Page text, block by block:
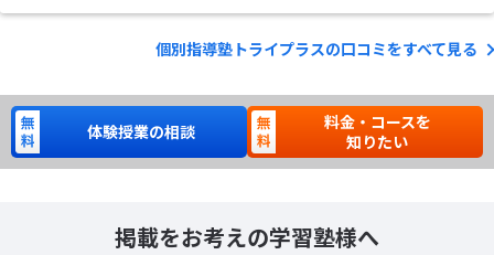
個別指導塾トライプラスの口コミをすべて見る
体験授業の相談
料金・コースを
知りたい
掲載をお考えの学習塾様へ